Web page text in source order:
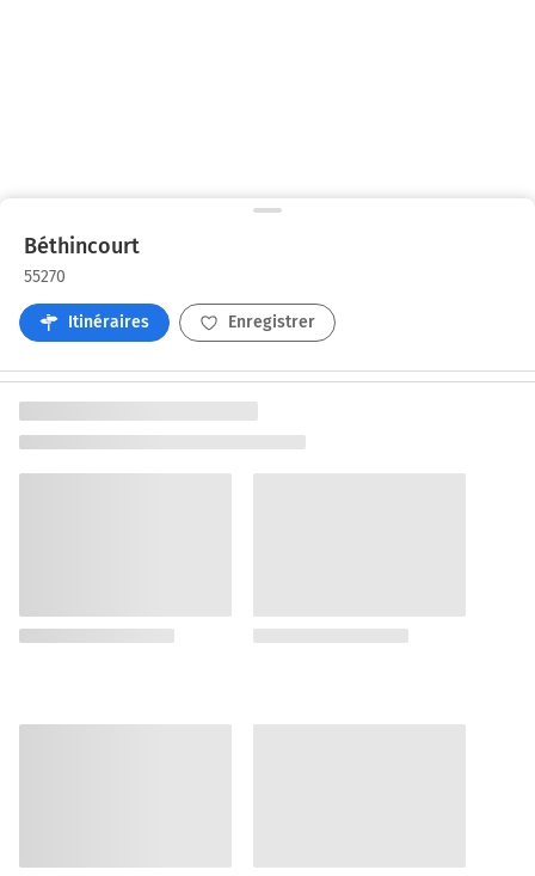
Béthincourt
55270
Itinéraires Enregistrer